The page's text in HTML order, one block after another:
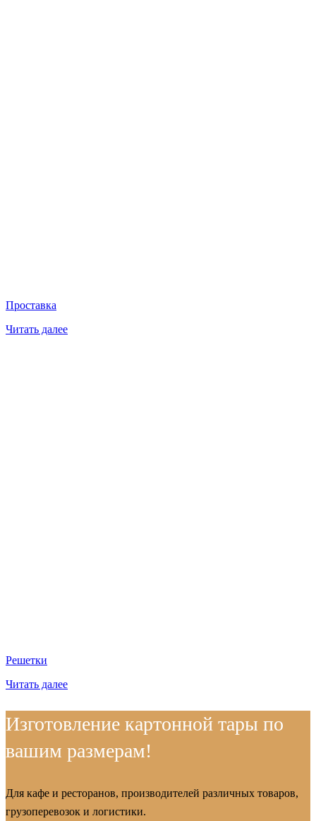
Проставка
Читать далее
Решетки
Читать далее
Изготовление картонной тары по
вашим размерам!
Для кафе и ресторанов, производителей различных товаров,
грузоперевозок и логистики.